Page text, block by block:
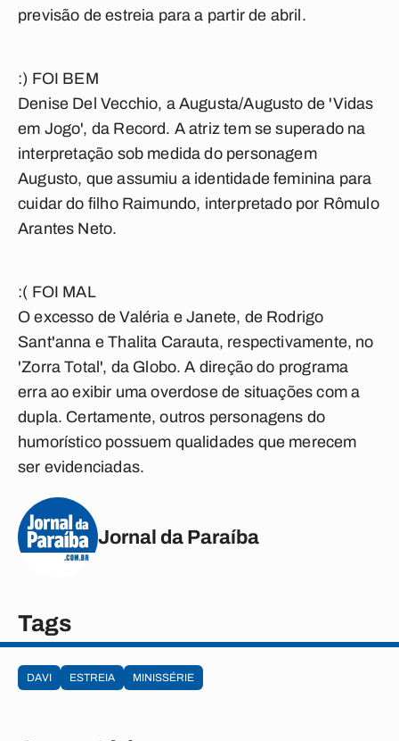
previsão de estreia para a partir de abril.
:) FOI BEM
Denise Del Vecchio, a Augusta/Augusto de 'Vidas
em Jogo', da Record. A atriz tem se superado na
interpretação sob medida do personagem
Augusto, que assumiu a identidade feminina para
cuidar do filho Raimundo, interpretado por Rômulo
Arantes Neto.
:( FOI MAL
O excesso de Valéria e Janete, de Rodrigo
Sant'anna e Thalita Carauta, respectivamente, no
'Zorra Total', da Globo. A direção do programa
erra ao exibir uma overdose de situações com a
dupla. Certamente, outros personagens do
humorístico possuem qualidades que merecem
ser evidenciadas.
Jornal da Paraíba
Tags
DAVI ESTREIA MINISSÉRIE